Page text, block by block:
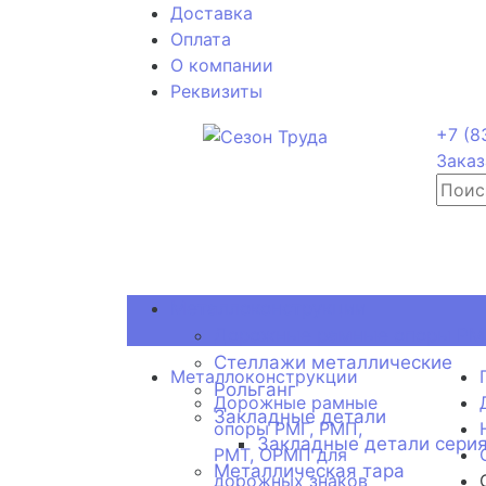
Доставка
Оплата
О компании
Реквизиты
+7
Стеллажи металлические
Рольганг
Закладные детали
Закладные детали
Металлическая тара
Металлоконструкции
Дорожные рамные
опоры РМГ, РМП,
РМТ, ОРМП для
дорожных знаков